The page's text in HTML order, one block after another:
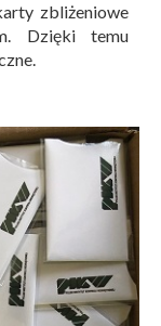
zbliżeniowe
Dzięki temu